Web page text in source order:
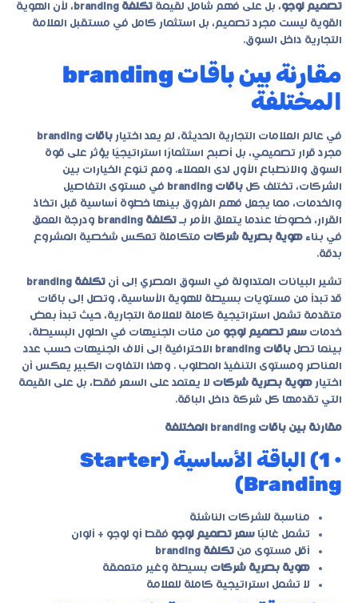
تصميم لوجو، بل على فهم شامل لقيمة تكلفة branding
، لأن الهوية
القوية ليست مجرد تصميم، بل استثمار كامل في مستقبل العلامة
التجارية داخل السوق.
مقارنة بين باقات branding
المختلفة
في عالم العلامات التجارية الحديثة، لم يعد اختيار باقات branding
مجرد قرار تصميمي، بل أصبح استثمارًا استراتيجيًا يؤثر على قوة
السوق والانطباع الأول لدى العملاء. ومع تنوع الخيارات بين
الشركات، تختلف كل باقات branding
في مستوى التفاصيل
والخدمات، مما يجعل فهم الفروق بينها خطوة أساسية قبل اتخاذ
القرار، خصوصًا عندما يتعلق الأمر بـ تكلفة branding
ودرجة العمق
في بناء هوية بصرية شركات متكاملة تعكس شخصية المشروع
بدقة.
تشير البيانات المتداولة في السوق المصري إلى أن تكلفة branding
قد تبدأ من مستويات بسيطة للهوية الأساسية، وتصل إلى باقات
متقدمة تشمل استراتيجية كاملة للعلامة التجارية، حيث تبدأ بعض
خدمات سعر تصميم لوجو من مئات الجنيهات في الحلول البسيطة،
بينما تصل باقات branding
الاحترافية إلى آلاف الجنيهات حسب عدد
العناصر ومستوى التنفيذ المطلوب . وهذا التفاوت الكبير يعكس أن
اختيار هوية بصرية شركات لا يعتمد على السعر فقط، بل على القيمة
التي تقدمها كل شركة داخل الباقة.
مقارنة بين باقات branding المختلفة
• 1) الباقة الأساسية (Starter
Branding)
مناسبة للشركات الناشئة
تشمل غالبًا سعر تصميم لوجو فقط أو لوجو + ألوان
أقل مستوى من تكلفة branding
هوية بصرية شركات بسيطة وغير متعمقة
لا تشمل استراتيجية كاملة للعلامة